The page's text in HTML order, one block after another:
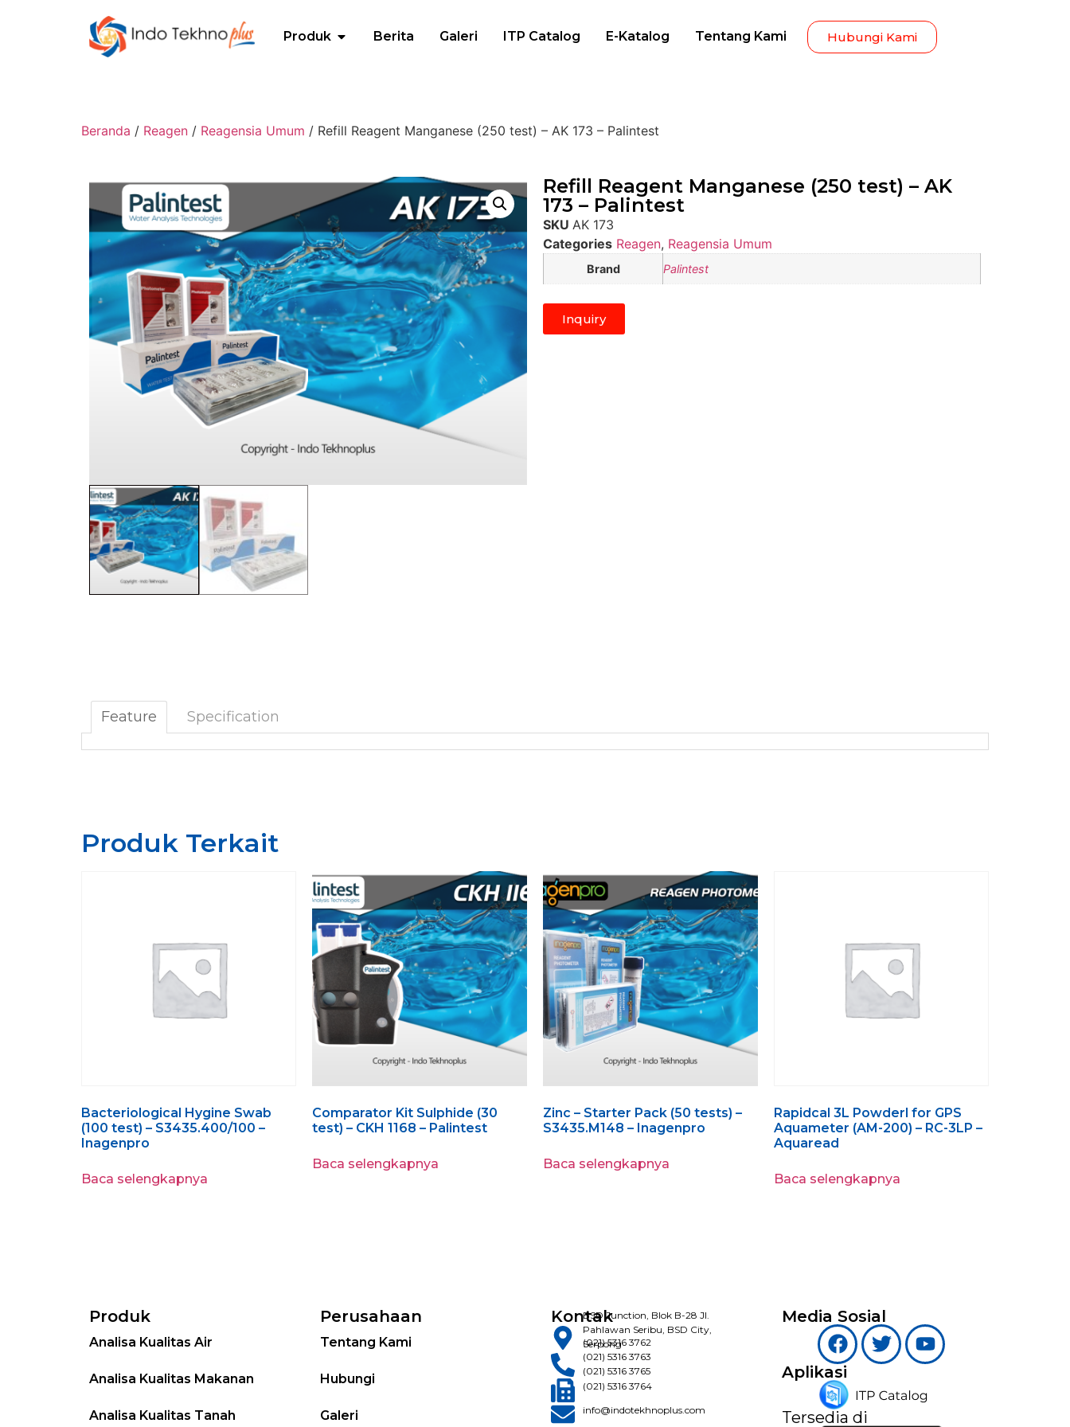
Produk Berita Galeri ITP Catalog E-Katalog Tentang Kami Hubungi Kami
Beranda / Reagen / Reagensia Umum / Refill Reagent Manganese (250 test) – AK 173 – Palintest
Refill Reagent Manganese (250 test) – AK
173 – Palintest
SKU AK 173
Categories Reagen, Reagensia Umum
Brand Palintest
Inquiry
Feature Specification
Produk Terkait
Bacteriological Hygine Swab
(100 test) – S3435.400/100 –
Inagenpro
Baca selengkapnya
Comparator Kit Sulphide (30
test) – CKH 1168 – Palintest
Baca selengkapnya
Zinc – Starter Pack (50 tests) –
S3435.M148 – Inagenpro
Baca selengkapnya
Rapidcal 3L Powderl for GPS
Aquameter (AM-200) – RC-3LP –
Aquaread
Baca selengkapnya
Produk
Analisa Kualitas Air
Analisa Kualitas Makanan
Analisa Kualitas Tanah
Perusahaan
Tentang Kami
Hubungi
Galeri
KontakBSD Junction, Blok B-28 Jl.
Pahlawan Seribu, BSD City,
Serpong
(021) 5316 3762
(021) 5316 3763
(021) 5316 3765
(021) 5316 3764
info@indotekhnoplus.com
Media Sosial
Aplikasi
Tersedia di